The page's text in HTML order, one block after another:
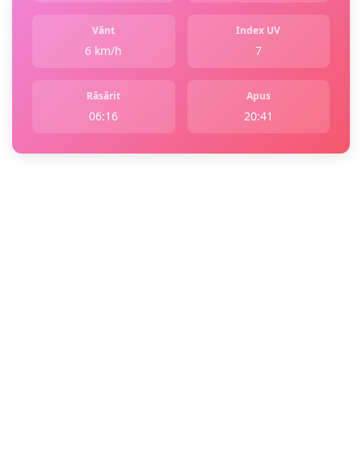
Vânt
6 km/h
Index UV
7
Răsărit
06:16
Apus
20:41